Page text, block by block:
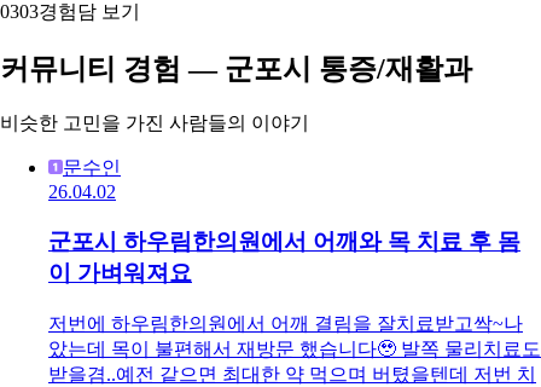
0303경험담 보기
커뮤니티 경험 — 군포시 통증/재활과
비슷한 고민을 가진 사람들의 이야기
문수인
26.04.02
군포시 하우림한의원에서 어깨와 목 치료 후 몸
이 가벼워져요
저번에 하우림한의원에서 어깨 결림을 잘치료받고싹~나
았는데 목이 불편해서 재방문 했습니다🥹 발쪽 물리치료도
받을겸..예전 같으면 최대한 약 먹으며 버텼을텐데 저번 치